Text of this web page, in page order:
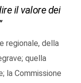
il valore dei
regionale, della
quella
la Commissione